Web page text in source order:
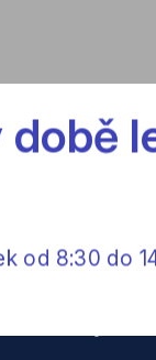
době
od 8:30 do